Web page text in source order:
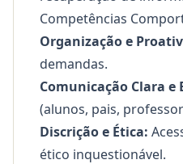
Competências
Organização e
demandas.
Comunicação Clara e
(alunos, pais,
Discrição e Ética:
ético inquestionável.